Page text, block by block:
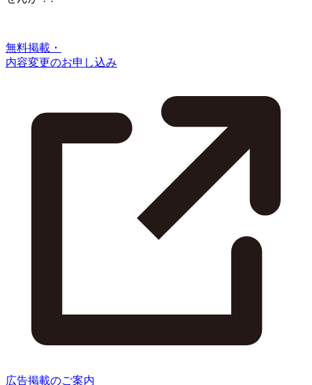
無料掲載・
内容変更のお申し込み
広告掲載のご案内